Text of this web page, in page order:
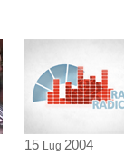
15 Lug 2004